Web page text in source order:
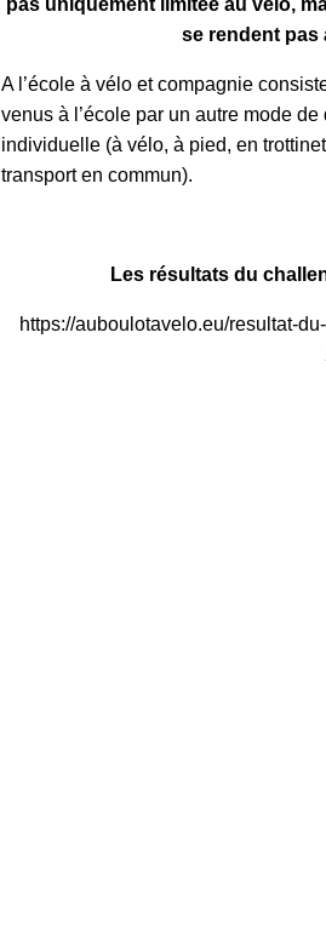
pas uniquement limitée au vélo,
se rendent pas
A l’école à vélo et compagnie
venus à l’école par un autre mode
individuelle (à vélo, à pied, en
transport en commun).
Les résultats du
https://auboulotavelo.eu/resultat-